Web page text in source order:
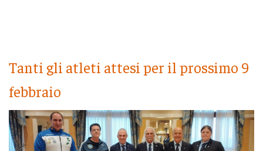
Tanti gli atleti attesi per il prossimo 9
febbraio